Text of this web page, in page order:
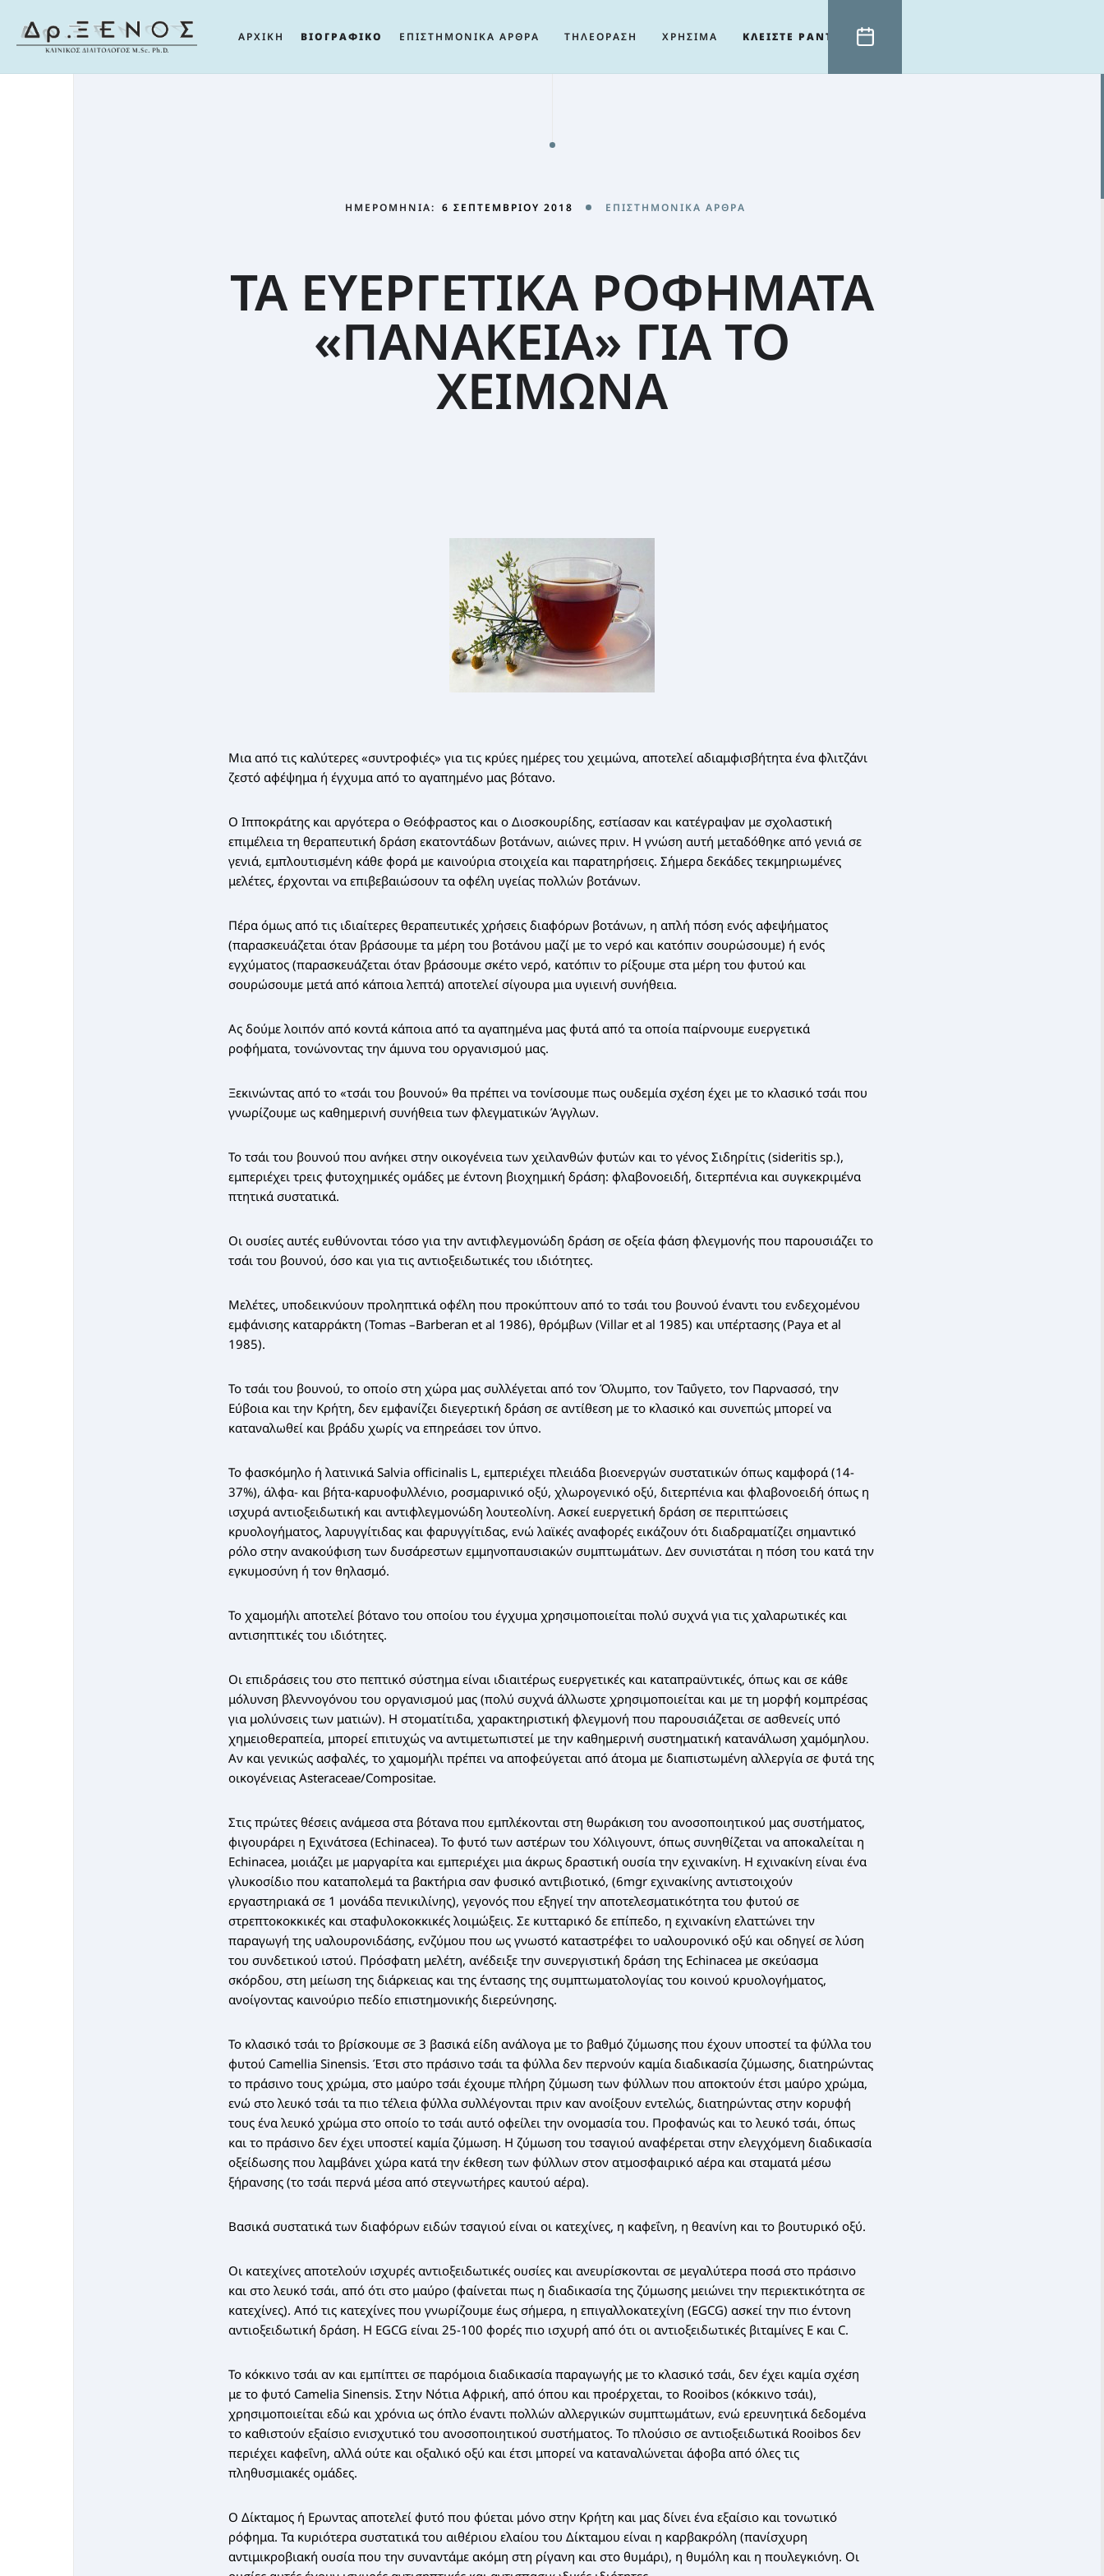
ΑΡΧΙΚΗ ΒΙΟΓΡΑΦΙΚΟ ΕΠΙΣΤΗΜΟΝΙΚΑ ΑΡΘΡΑ ΤΗΛΕΟΡΑΣΗ ΧΡΗΣΙΜΑ ΚΛΕΙΣΤΕ ΡΑΝΤΕΒΟΥ
ΗΜΕΡΟΜΗΝΊΑ: 6 ΣΕΠΤΕΜΒΡΊΟΥ 2018 ΕΠΙΣΤΗΜΟΝΙΚΆ ΆΡΘΡΑ
ΤΑ ΕΥΕΡΓΕΤΙΚΑ ΡΟΦΗΜΑΤΑ
«ΠΑΝΑΚΕΙΑ» ΓΙΑ ΤΟ
ΧΕΙΜΩΝΑ
Μια από τις καλύτερες «συντροφιές» για τις κρύες ημέρες του χειμώνα, αποτελεί αδιαμφισβήτητα ένα φλιτζάνι
ζεστό αφέψημα ή έγχυμα από το αγαπημένο μας βότανο.
Ο Ιπποκράτης και αργότερα ο Θεόφραστος και ο Διοσκουρίδης, εστίασαν και κατέγραψαν με σχολαστική
επιμέλεια τη θεραπευτική δράση εκατοντάδων βοτάνων, αιώνες πριν. Η γνώση αυτή μεταδόθηκε από γενιά σε
γενιά, εμπλουτισμένη κάθε φορά με καινούρια στοιχεία και παρατηρήσεις. Σήμερα δεκάδες τεκμηριωμένες
μελέτες, έρχονται να επιβεβαιώσουν τα οφέλη υγείας πολλών βοτάνων.
Πέρα όμως από τις ιδιαίτερες θεραπευτικές χρήσεις διαφόρων βοτάνων, η απλή πόση ενός αφεψήματος
(παρασκευάζεται όταν βράσουμε τα μέρη του βοτάνου μαζί με το νερό και κατόπιν σουρώσουμε) ή ενός
εγχύματος (παρασκευάζεται όταν βράσουμε σκέτο νερό, κατόπιν το ρίξουμε στα μέρη του φυτού και
σουρώσουμε μετά από κάποια λεπτά) αποτελεί σίγουρα μια υγιεινή συνήθεια.
Ας δούμε λοιπόν από κοντά κάποια από τα αγαπημένα μας φυτά από τα οποία παίρνουμε ευεργετικά
ροφήματα, τονώνοντας την άμυνα του οργανισμού μας.
Ξεκινώντας από το «τσάι του βουνού» θα πρέπει να τονίσουμε πως ουδεμία σχέση έχει με το κλασικό τσάι που
γνωρίζουμε ως καθημερινή συνήθεια των φλεγματικών Άγγλων.
Το τσάι του βουνού που ανήκει στην οικογένεια των χειλανθών φυτών και το γένος Σιδηρίτις (sideritis sp.),
εμπεριέχει τρεις φυτοχηµικές οµάδες με έντονη βιοχημική δράση: φλαβονοειδή, διτερπένια και συγκεκριμένα
πτητικά συστατικά.
Οι ουσίες αυτές ευθύνονται τόσο για την αντιφλεγμονώδη δράση σε οξεία φάση φλεγμονής που παρουσιάζει το
τσάι του βουνού, όσο και για τις αντιοξειδωτικές του ιδιότητες.
Μελέτες, υποδεικνύουν προληπτικά οφέλη που προκύπτουν από το τσάι του βουνού έναντι του ενδεχομένου
εμφάνισης καταρράκτη (Tomas –Barberan et al 1986), θρόμβων (Villar et al 1985) και υπέρτασης (Paya et al
1985).
Το τσάι του βουνού, το οποίο στη χώρα μας συλλέγεται από τον Όλυμπο, τον Ταΰγετο, τον Παρνασσό, την
Εύβοια και την Κρήτη, δεν εμφανίζει διεγερτική δράση σε αντίθεση με το κλασικό και συνεπώς μπορεί να
καταναλωθεί και βράδυ χωρίς να επηρεάσει τον ύπνο.
Το φασκόμηλο ή λατινικά Salvia officinalis L, εμπεριέχει πλειάδα βιοενεργών συστατικών όπως καμφορά (14-
37%), άλφα- και βήτα-καρυοφυλλένιο, ροσμαρινικό οξύ, χλωρογενικό οξύ, διτερπένια και φλαβονοειδή όπως η
ισχυρά αντιοξειδωτική και αντιφλεγμονώδη λουτεολίνη. Ασκεί ευεργετική δράση σε περιπτώσεις
κρυολογήματος, λαρυγγίτιδας και φαρυγγίτιδας, ενώ λαϊκές αναφορές εικάζουν ότι διαδραματίζει σημαντικό
ρόλο στην ανακούφιση των δυσάρεστων εμμηνοπαυσιακών συμπτωμάτων. Δεν συνιστάται η πόση του κατά την
εγκυμοσύνη ή τον θηλασμό.
Το χαμομήλι αποτελεί βότανο του οποίου του έγχυμα χρησιμοποιείται πολύ συχνά για τις χαλαρωτικές και
αντισηπτικές του ιδιότητες.
Οι επιδράσεις του στο πεπτικό σύστημα είναι ιδιαιτέρως ευεργετικές και καταπραϋντικές, όπως και σε κάθε
μόλυνση βλεννογόνου του οργανισμού μας (πολύ συχνά άλλωστε χρησιμοποιείται και με τη μορφή κομπρέσας
για μολύνσεις των ματιών). Η στοματίτιδα, χαρακτηριστική φλεγμονή που παρουσιάζεται σε ασθενείς υπό
χημειοθεραπεία, μπορεί επιτυχώς να αντιμετωπιστεί με την καθημερινή συστηματική κατανάλωση χαμόμηλου.
Αν και γενικώς ασφαλές, το χαμομήλι πρέπει να αποφεύγεται από άτομα με διαπιστωμένη αλλεργία σε φυτά της
οικογένειας Asteraceae/Compositae.
Στις πρώτες θέσεις ανάμεσα στα βότανα που εμπλέκονται στη θωράκιση του ανοσοποιητικού μας συστήματος,
φιγουράρει η Εχινάτσεα (Echinacea). Το φυτό των αστέρων του Χόλιγουντ, όπως συνηθίζεται να αποκαλείται η
Echinacea, μοιάζει με μαργαρίτα και εμπεριέχει μια άκρως δραστική ουσία την εχινακίνη. Η εχινακίνη είναι ένα
γλυκοσίδιο που καταπολεμά τα βακτήρια σαν φυσικό αντιβιοτικό, (6mgr εχινακίνης αντιστοιχούν
εργαστηριακά σε 1 μονάδα πενικιλίνης), γεγονός που εξηγεί την αποτελεσματικότητα του φυτού σε
στρεπτοκοκκικές και σταφυλοκοκκικές λοιμώξεις. Σε κυτταρικό δε επίπεδο, η εχινακίνη ελαττώνει την
παραγωγή της υαλουρονιδάσης, ενζύμου που ως γνωστό καταστρέφει το υαλουρονικό οξύ και οδηγεί σε λύση
του συνδετικού ιστού. Πρόσφατη μελέτη, ανέδειξε την συνεργιστική δράση της Echinacea με σκεύασμα
σκόρδου, στη μείωση της διάρκειας και της έντασης της συμπτωματολογίας του κοινού κρυολογήματος,
ανοίγοντας καινούριο πεδίο επιστημονικής διερεύνησης.
Το κλασικό τσάι το βρίσκουμε σε 3 βασικά είδη ανάλογα με το βαθμό ζύμωσης που έχουν υποστεί τα φύλλα του
φυτού Camellia Sinensis. Έτσι στο πράσινο τσάι τα φύλλα δεν περνούν καμία διαδικασία ζύμωσης, διατηρώντας
το πράσινο τους χρώμα, στο μαύρο τσάι έχουμε πλήρη ζύμωση των φύλλων που αποκτούν έτσι μαύρο χρώμα,
ενώ στο λευκό τσάι τα πιο τέλεια φύλλα συλλέγονται πριν καν ανοίξουν εντελώς, διατηρώντας στην κορυφή
τους ένα λευκό χρώμα στο οποίο το τσάι αυτό οφείλει την ονομασία του. Προφανώς και το λευκό τσάι, όπως
και το πράσινο δεν έχει υποστεί καμία ζύμωση. Η ζύμωση του τσαγιού αναφέρεται στην ελεγχόμενη διαδικασία
οξείδωσης που λαμβάνει χώρα κατά την έκθεση των φύλλων στον ατμοσφαιρικό αέρα και σταματά μέσω
ξήρανσης (το τσάι περνά μέσα από στεγνωτήρες καυτού αέρα).
Βασικά συστατικά των διαφόρων ειδών τσαγιού είναι οι κατεχίνες, η καφεΐνη, η θεανίνη και το βουτυρικό οξύ.
Οι κατεχίνες αποτελούν ισχυρές αντιοξειδωτικές ουσίες και ανευρίσκονται σε μεγαλύτερα ποσά στο πράσινο
και στο λευκό τσάι, από ότι στο μαύρο (φαίνεται πως η διαδικασία της ζύμωσης μειώνει την περιεκτικότητα σε
κατεχίνες). Από τις κατεχίνες που γνωρίζουμε έως σήμερα, η επιγαλλοκατεχίνη (EGCG) ασκεί την πιο έντονη
αντιοξειδωτική δράση. Η EGCG είναι 25-100 φορές πιο ισχυρή από ότι οι αντιοξειδωτικές βιταμίνες E και C.
Το κόκκινο τσάι αν και εμπίπτει σε παρόμοια διαδικασία παραγωγής με το κλασικό τσάι, δεν έχει καμία σχέση
με το φυτό Camelia Sinensis. Στην Νότια Αφρική, από όπου και προέρχεται, το Rooibos (κόκκινο τσάι),
χρησιμοποιείται εδώ και χρόνια ως όπλο έναντι πολλών αλλεργικών συμπτωμάτων, ενώ ερευνητικά δεδομένα
το καθιστούν εξαίσιο ενισχυτικό του ανοσοποιητικού συστήματος. Το πλούσιο σε αντιοξειδωτικά Rooibos δεν
περιέχει καφεΐνη, αλλά ούτε και οξαλικό οξύ και έτσι μπορεί να καταναλώνεται άφοβα από όλες τις
πληθυσμιακές ομάδες.
Ο Δίκταμος ή Ερωντας αποτελεί φυτό που φύεται μόνο στην Κρήτη και μας δίνει ένα εξαίσιο και τονωτικό
ρόφημα. Τα κυριότερα συστατικά του αιθέριου ελαίου του Δίκταμου είναι η καρβακρόλη (πανίσχυρη
αντιμικροβιακή ουσία που την συναντάμε ακόμη στη ρίγανη και στο θυμάρι), η θυμόλη και η πουλεγκιόνη. Οι